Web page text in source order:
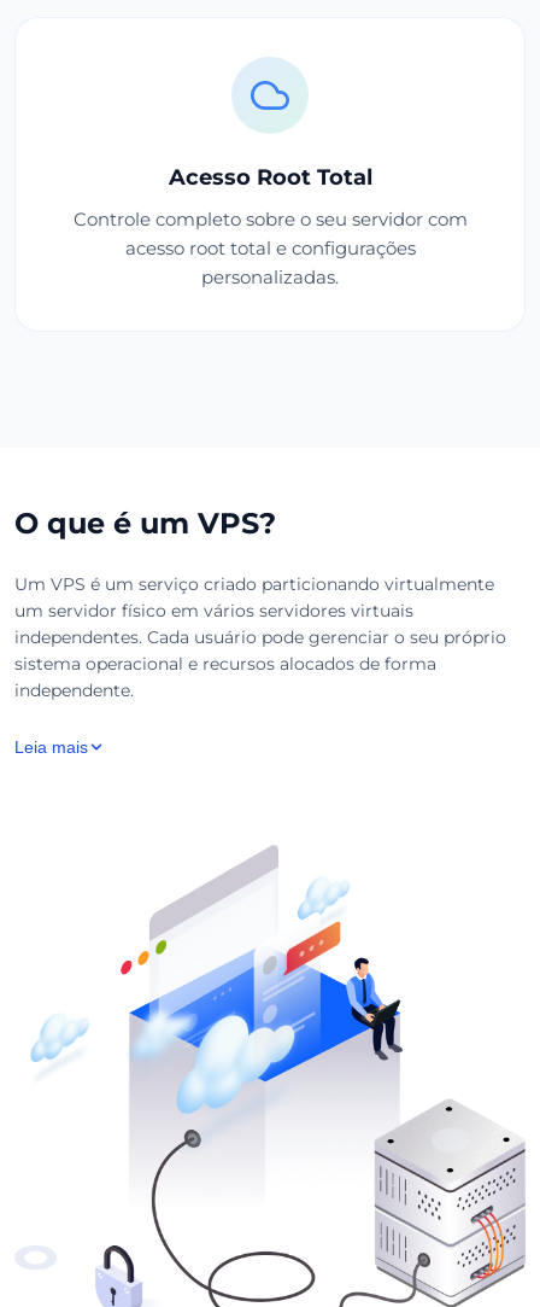
Acesso Root Total
Controle completo sobre o seu servidor com
acesso root total e configurações
personalizadas.
O que é um VPS?
Um VPS é um serviço criado particionando virtualmente
um servidor físico em vários servidores virtuais
independentes. Cada usuário pode gerenciar o seu próprio
sistema operacional e recursos alocados de forma
independente.
Leia mais